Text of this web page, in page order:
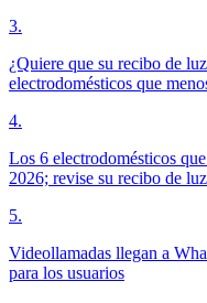
3.
¿Quiere que su recibo de
electrodomésticos que
4.
Los 6 electrodomésticos
2026; revise su recibo de luz
5.
Videollamadas llegan a
para los usuarios